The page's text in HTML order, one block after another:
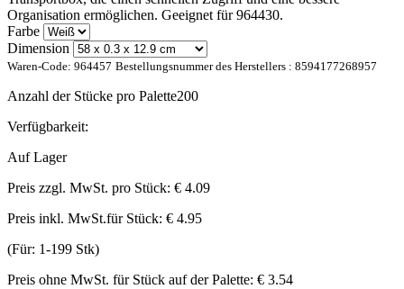
Organisation ermöglichen. Geeignet für 964430.
Farbe
Dimension
Waren-Code: 964457 Bestellungsnummer des Herstellers : 8594177268957
Anzahl der Stücke pro Palette200
Verfügbarkeit:
Auf Lager
Preis zzgl. MwSt. pro Stück: € 4.09
Preis inkl. MwSt.für Stück: € 4.95
(Für: 1-199 Stk)
Preis ohne MwSt. für Stück auf der Palette: € 3.54